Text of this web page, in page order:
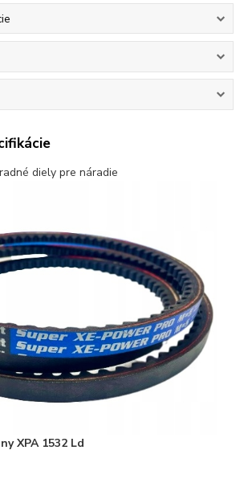
diely pre náradie
XPA 1532 Ld